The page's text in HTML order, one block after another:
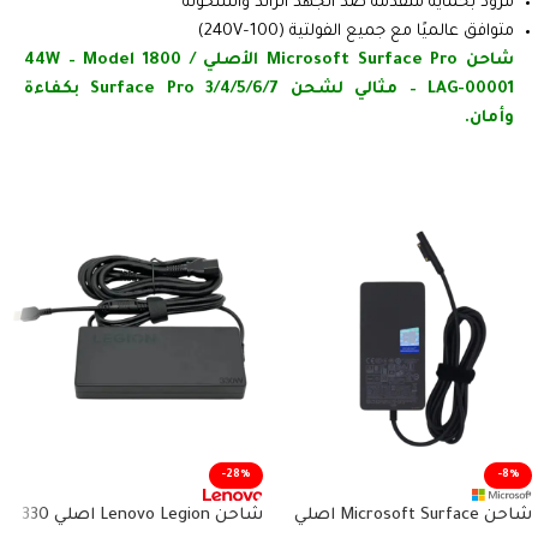
متوافق عالميًا مع جميع الفولتية (100–240V)
شاحن Microsoft Surface Pro الأصلي 44W – Model 1800 /
LAG-00001 – مثالي لشحن Surface Pro 3/4/5/6/7 بكفاءة
وأمان.
-8%
شاحن Microsoft Surface اصلي
-28%
شاحن Lenovo Legion اصلي 330